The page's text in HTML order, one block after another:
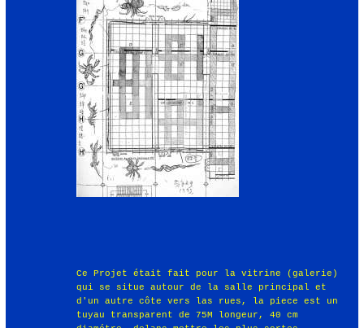
Ce Projet était fait pour la vitrine (galerie)
qui se situe autour de la salle principal et
d'un autre côte vers las rues, la piece est un
tuyau transparent de 75M longeur, 40 cm